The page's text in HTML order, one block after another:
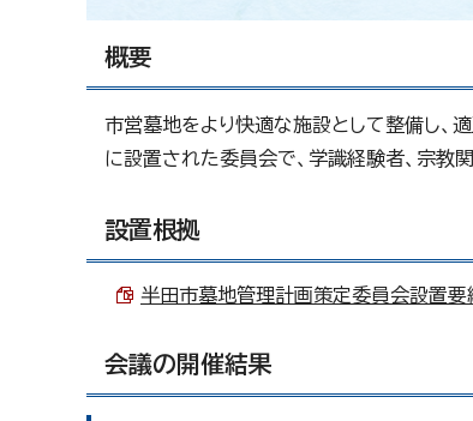
概要
市営墓地をより快適な施設として整備し、
に設置された委員会で、学識経験者、宗教
設置根拠
半田市墓地管理計画策定委員会設置
会議の開催結果